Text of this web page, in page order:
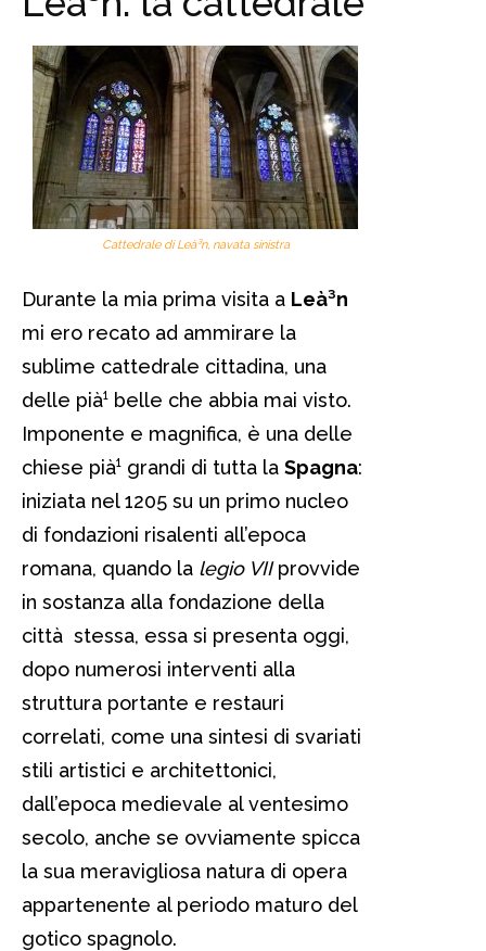
Cattedrale di Leà³n, navata sinistra
Durante la mia prima visita a Leà³n
mi ero recato ad ammirare la
sublime cattedrale cittadina, una
delle pià¹ belle che abbia mai visto.
Imponente e magnifica, è una delle
chiese pià¹ grandi di tutta la Spagna:
iniziata nel 1205 su un primo nucleo
di fondazioni risalenti all’epoca
romana, quando la legio VIIprovvide
in sostanza alla fondazione della
città stessa, essa si presenta oggi,
dopo numerosi interventi alla
struttura portante e restauri
correlati, come una sintesi di svariati
stili artistici e architettonici,
dall’epoca medievale al ventesimo
secolo, anche se ovviamente spicca
la sua meravigliosa natura di opera
appartenente al periodo maturo del
gotico spagnolo.